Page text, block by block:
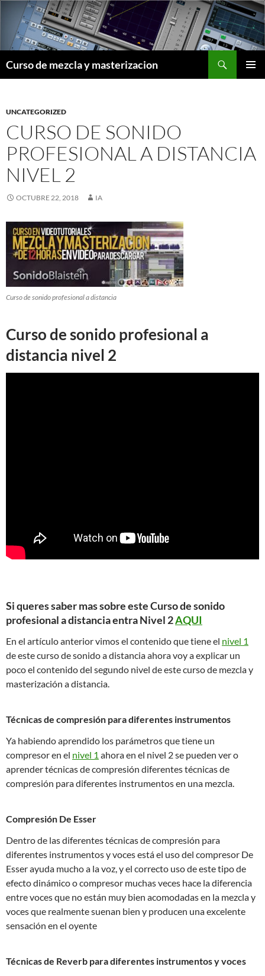
contenido
Curso de mezcla y masterizacion
UNCATEGORIZED
CURSO DE SONIDO
PROFESIONAL A DISTANCIA
NIVEL 2
OCTUBRE 22, 2018 IA
Curso de sonido profesional a distancia
Curso de sonido profesional a
distancia nivel 2
Si queres saber mas sobre este Curso de sonido
profesional a distancia entra Nivel 2AQUI
En el artículo anterior vimos el contenido que tiene el nivel 1
de este curso de sonido a distancia ahora voy a explicar un
poco el contenido del segundo nivel de este curso de mezcla y
masterización a distancia.
Técnicas de compresión para diferentes instrumentos
Ya habiendo aprendido los parámetros que tiene un
compresor en el nivel 1 ahora en el nivel 2 se pueden ver o
aprender técnicas de compresión diferentes técnicas de
compresión para diferentes instrumentos en una mezcla.
Compresión De Esser
Dentro de las diferentes técnicas de compresión para
diferentes instrumentos y voces está el uso del compresor De
Esser ayuda mucho a la voz, y el correcto uso de este tipo de
efecto dinámico o compresor muchas veces hace la diferencia
entre voces que no están muy bien acomodadas en la mezcla y
voces que realmente suenan bien y producen una excelente
sensación en el oyente
Técnicas de Reverb para diferentes instrumentos y voces